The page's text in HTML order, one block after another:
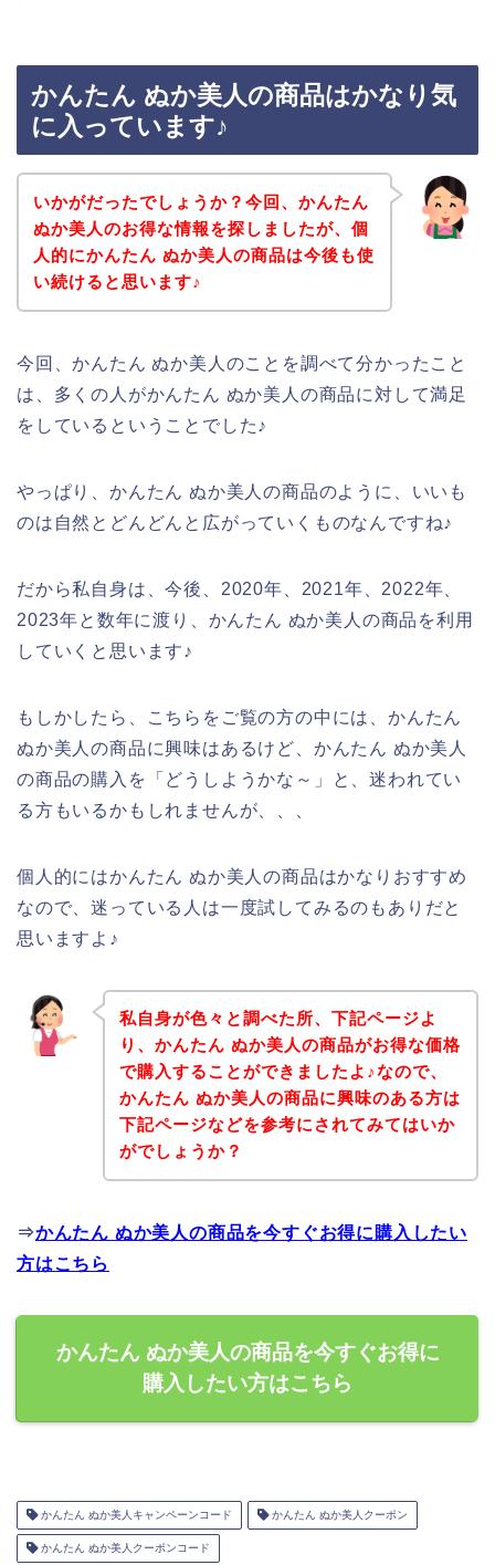
かんたん ぬか美人の商品はかなり気
に入っています♪
いかがだったでしょうか？今回、かんたん
ぬか美人のお得な情報を探しましたが、個
人的にかんたん ぬか美人の商品は今後も使
い続けると思います♪
今回、かんたん ぬか美人のことを調べて分かったこと
は、多くの人がかんたん ぬか美人の商品に対して満足
をしているということでした♪
やっぱり、かんたん ぬか美人の商品のように、いいも
のは自然とどんどんと広がっていくものなんですね♪
だから私自身は、今後、2020年、2021年、2022年、
2023年と数年に渡り、かんたん ぬか美人の商品を利用
していくと思います♪
もしかしたら、こちらをご覧の方の中には、かんたん
ぬか美人の商品に興味はあるけど、かんたん ぬか美人
の商品の購入を「どうしようかな～」と、迷われてい
る方もいるかもしれませんが、、、
個人的にはかんたん ぬか美人の商品はかなりおすすめ
なので、迷っている人は一度試してみるのもありだと
思いますよ♪
私自身が色々と調べた所、下記ページよ
り、かんたん ぬか美人の商品がお得な価格
で購入することができましたよ♪なので、
かんたん ぬか美人の商品に興味のある方は
下記ページなどを参考にされてみてはいか
がでしょうか？
⇒かんたん ぬか美人の商品を今すぐお得に購入したい
方はこちら
かんたん ぬか美人の商品を今すぐお得に
購入したい方はこちら
かんたん ぬか美人キャンペーンコード かんたん ぬか美人クーポン
かんたん ぬか美人クーポンコード